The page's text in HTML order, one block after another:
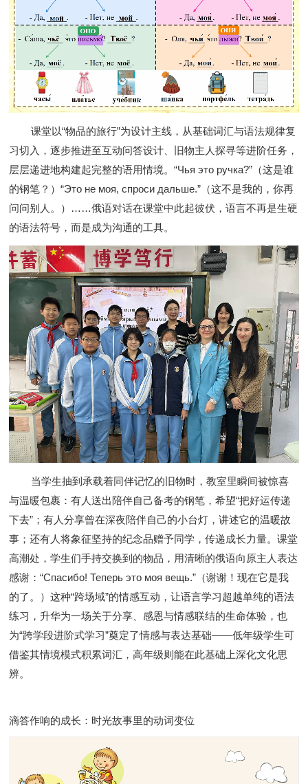
课堂以“物品的旅行”为设计主线，从基础词汇与语法规律复
习切入，逐步推进至互动问答设计、旧物主人探寻等进阶任务，
层层递进地构建起完整的语用情境。“Чья это ручка?” （这是谁
的钢笔？）“Это не моя, спроси дальше.” （这不是我的，你再
问问别人。） ……俄语对话在课堂中此起彼伏，语言不再是生硬
的语法符号，而是成为沟通的工具。
当学生抽到承载着同伴记忆的旧物时，教室里瞬间被惊喜
与温暖包裹：有人送出陪伴自己备考的钢笔，希望“把好运传递
下去” ；有人分享曾在深夜陪伴自己的小台灯，讲述它的温暖故
事；还有人将象征坚持的纪念品赠予同学，传递成长力量。课堂
高潮处，学生们手持交换到的物品，用清晰的俄语向原主人表达
感谢：“Спасибо! Теперь это моя вещь.” （谢谢！现在它是我
的了。）这种“跨场域”的情感互动，让语言学习超越单纯的语法
练习，升华为一场关于分享、感恩与情感联结的生命体验，也
为“跨学段进阶式学习”奠定了情感与表达基础——低年级学生可
借鉴其情境模式积累词汇，高年级则能在此基础上深化文化思
辨。
滴答作响的成长：时光故事里的动词变位